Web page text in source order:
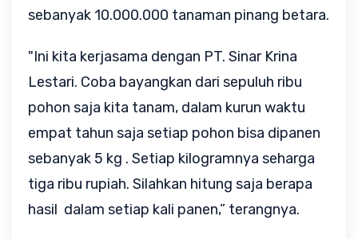
sebanyak 10.000.000 tanaman pinang betara.
"Ini kita kerjasama dengan PT. Sinar Krina
Lestari. Coba bayangkan dari sepuluh ribu
pohon saja kita tanam, dalam kurun waktu
empat tahun saja setiap pohon bisa dipanen
sebanyak 5 kg . Setiap kilogramnya seharga
tiga ribu rupiah. Silahkan hitung saja berapa
hasil dalam setiap kali panen,” terangnya.